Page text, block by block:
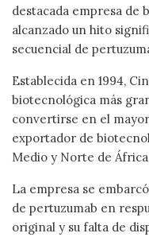
destacada empresa de
alcanzado un hito
secuencial de
Establecida en 1994,
biotecnológica más
convertirse en el
exportador de
Medio y Norte de
La empresa se
de pertuzumab en
original y su falta de